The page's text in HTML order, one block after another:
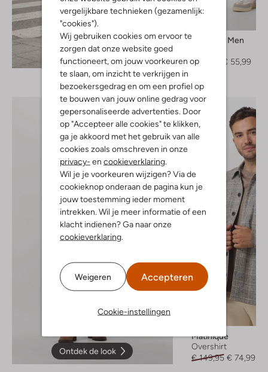
vergelijkbare technieken (gezamenlijk:
"cookies").
Wij gebruiken cookies om ervoor te
zorgen dat onze website goed
functioneert, om jouw voorkeuren op
te slaan, om inzicht te verkrijgen in
bezoekersgedrag en om een profiel op
te bouwen van jouw online gedrag voor
gepersonaliseerde advertenties. Door
op "Accepteer alle cookies" te klikken,
ga je akkoord met het gebruik van alle
cookies zoals omschreven in onze
privacy- en cookieverklaring.
Wil je je voorkeuren wijzigen? Via de
cookieknop onderaan de pagina kun je
jouw toestemming ieder moment
intrekken. Wil je meer informatie of een
klacht indienen? Ga naar onze
cookieverklaring.
Weigeren Accepteren
Cookie-instellingen
Ontdek de look
Selected Men
€ 69,99
€ 55,99
Ontdek de look
Matinique
Overshirt
€ 149,95 € 74,99